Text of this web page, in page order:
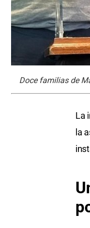
Doce familias de
La
la